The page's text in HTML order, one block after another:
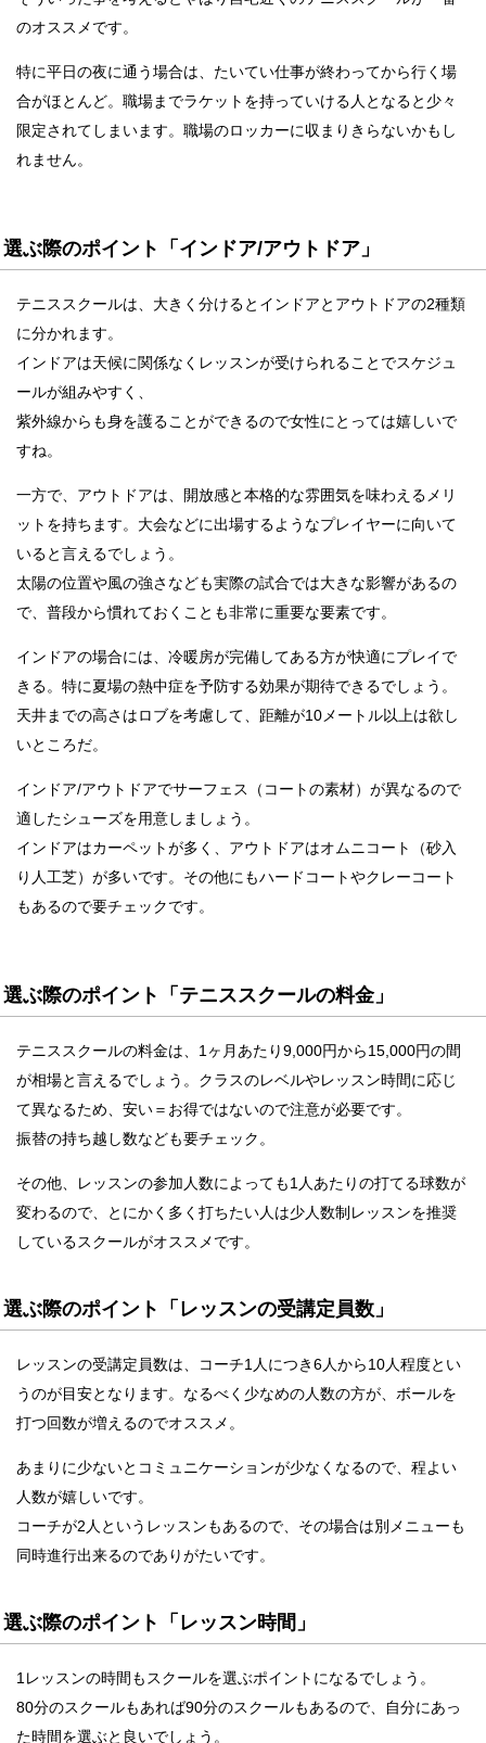
のオススメです。
特に平日の夜に通う場合は、たいてい仕事が終わってから行く場
合がほとんど。職場までラケットを持っていける人となると少々
限定されてしまいます。職場のロッカーに収まりきらないかもし
れません。
選ぶ際のポイント「インドア/アウトドア」
テニススクールは、大きく分けるとインドアとアウトドアの2種類
に分かれます。
インドアは天候に関係なくレッスンが受けられることでスケジュ
ールが組みやすく、
紫外線からも身を護ることができるので女性にとっては嬉しいで
すね。
一方で、アウトドアは、開放感と本格的な雰囲気を味わえるメリ
ットを持ちます。大会などに出場するようなプレイヤーに向いて
いると言えるでしょう。
太陽の位置や風の強さなども実際の試合では大きな影響があるの
で、普段から慣れておくことも非常に重要な要素です。
インドアの場合には、冷暖房が完備してある方が快適にプレイで
きる。特に夏場の熱中症を予防する効果が期待できるでしょう。
天井までの高さはロブを考慮して、距離が10メートル以上は欲し
いところだ。
インドア/アウトドアでサーフェス（コートの素材）が異なるので
適したシューズを用意しましょう。
インドアはカーペットが多く、アウトドアはオムニコート（砂入
り人工芝）が多いです。その他にもハードコートやクレーコート
もあるので要チェックです。
選ぶ際のポイント「テニススクールの料金」
テニススクールの料金は、1ヶ月あたり9,000円から15,000円の間
が相場と言えるでしょう。クラスのレベルやレッスン時間に応じ
て異なるため、安い＝お得ではないので注意が必要です。
振替の持ち越し数なども要チェック。
その他、レッスンの参加人数によっても1人あたりの打てる球数が
変わるので、とにかく多く打ちたい人は少人数制レッスンを推奨
しているスクールがオススメです。
選ぶ際のポイント「レッスンの受講定員数」
レッスンの受講定員数は、コーチ1人につき6人から10人程度とい
うのが目安となります。なるべく少なめの人数の方が、ボールを
打つ回数が増えるのでオススメ。
あまりに少ないとコミュニケーションが少なくなるので、程よい
人数が嬉しいです。
コーチが2人というレッスンもあるので、その場合は別メニューも
同時進行出来るのでありがたいです。
選ぶ際のポイント「レッスン時間」
1レッスンの時間もスクールを選ぶポイントになるでしょう。
80分のスクールもあれば90分のスクールもあるので、自分にあっ
た時間を選ぶと良いでしょう。